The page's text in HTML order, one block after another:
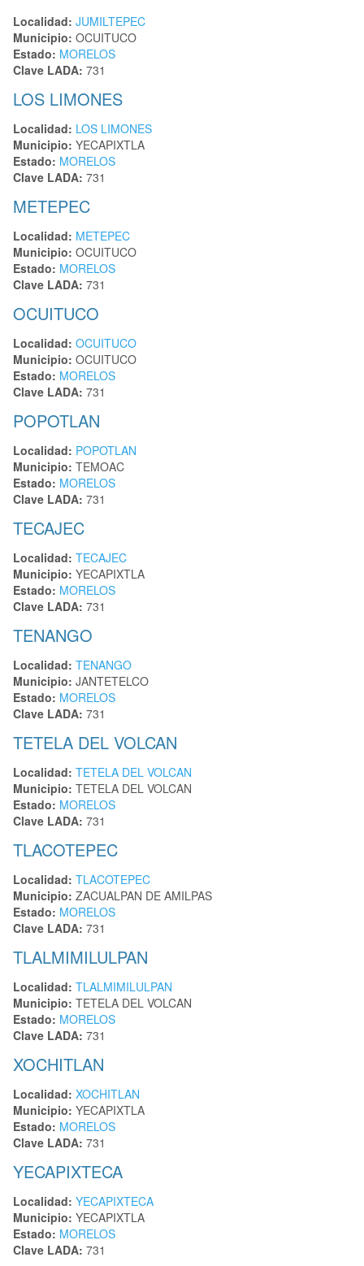
Localidad: JUMILTEPEC
Municipio: OCUITUCO
Estado: MORELOS
Clave LADA: 731
LOS LIMONES
Localidad: LOS LIMONES
Municipio: YECAPIXTLA
Estado: MORELOS
Clave LADA: 731
METEPEC
Localidad: METEPEC
Municipio: OCUITUCO
Estado: MORELOS
Clave LADA: 731
OCUITUCO
Localidad: OCUITUCO
Municipio: OCUITUCO
Estado: MORELOS
Clave LADA: 731
POPOTLAN
Localidad: POPOTLAN
Municipio: TEMOAC
Estado: MORELOS
Clave LADA: 731
TECAJEC
Localidad: TECAJEC
Municipio: YECAPIXTLA
Estado: MORELOS
Clave LADA: 731
TENANGO
Localidad: TENANGO
Municipio: JANTETELCO
Estado: MORELOS
Clave LADA: 731
TETELA DEL VOLCAN
Localidad: TETELA DEL VOLCAN
Municipio: TETELA DEL VOLCAN
Estado: MORELOS
Clave LADA: 731
TLACOTEPEC
Localidad: TLACOTEPEC
Municipio: ZACUALPAN DE AMILPAS
Estado: MORELOS
Clave LADA: 731
TLALMIMILULPAN
Localidad: TLALMIMILULPAN
Municipio: TETELA DEL VOLCAN
Estado: MORELOS
Clave LADA: 731
XOCHITLAN
Localidad: XOCHITLAN
Municipio: YECAPIXTLA
Estado: MORELOS
Clave LADA: 731
YECAPIXTECA
Localidad: YECAPIXTECA
Municipio: YECAPIXTLA
Estado: MORELOS
Clave LADA: 731